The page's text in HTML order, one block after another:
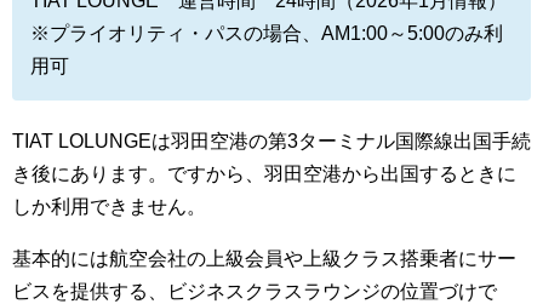
※プライオリティ・パスの場合、AM1:00～5:00のみ利
用可
TIAT LOLUNGEは羽田 空港の第3ターミナル国際線出国手続
き後にあります。ですから、羽田空港から出国するときに
しか利用できません。
基本的には航空会社の上級会員や上級クラス搭乗者にサー
ビスを提供する、ビジネスクラスラウンジの位置づけで